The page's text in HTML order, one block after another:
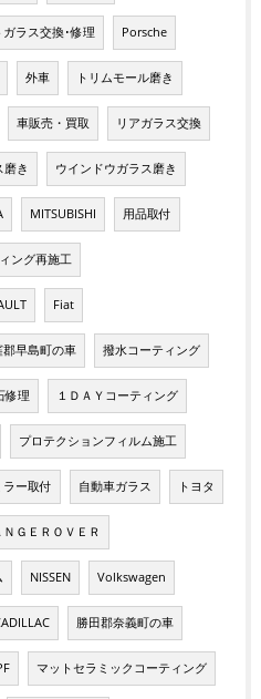
ガラス交換･修理 Porsche
外車 トリムモール磨き
車販売・買取 リアガラス交換
磨き ウインドウガラス磨き
MITSUBISHI 用品取付
ング再施工
Fiat
郡早島町の車 撥水コーティング
修理 １ＤＡＹコーティング
プロテクションフィルム施工
ー取付 自動車ガラス トヨタ
ＮＧＥＲＯＶＥＲ
NISSEN Volkswagen
勝田郡奈義町の車
マットセラミックコーティング